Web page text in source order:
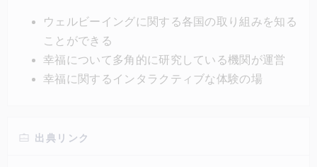
2,000年間におよぶ幸福の歴史などについて学ぶこと
ができ、私たちの日常に幸せをもたらすヒントを与え
てくれる。
ウェルビーイングに関する各国の取り組みを知る
ことができる
幸福について多角的に研究している機関が運営
幸福に関するインタラクティブな体験の場
出典リンク